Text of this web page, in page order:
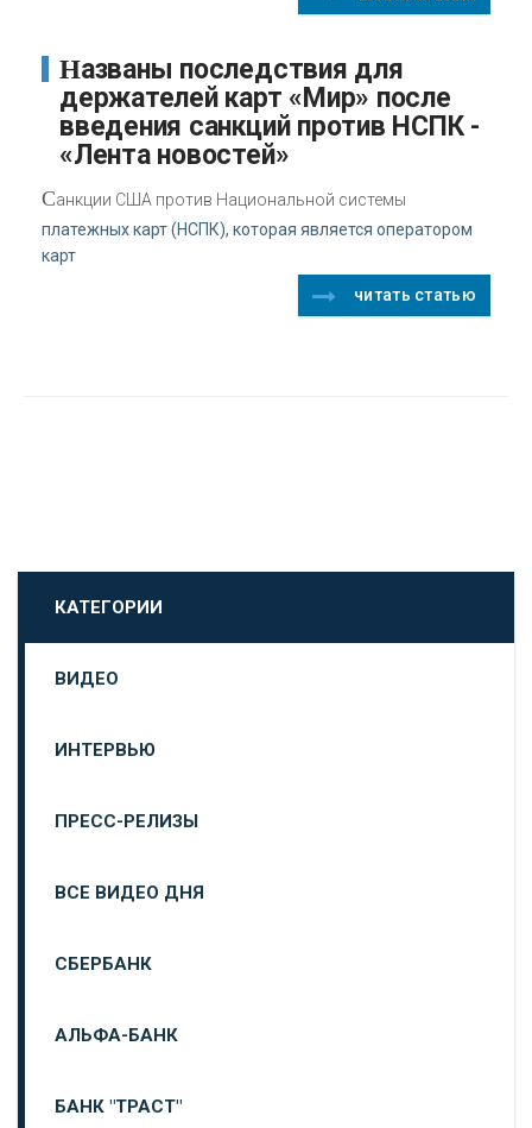
Названы последствия для
держателей карт «Мир» после
введения санкций против НСПК -
«Лента новостей»
Санкции США против Национальной системы
платежных карт (НСПК), которая является оператором
карт
читать статью
КАТЕГОРИИ
ВИДЕО
ИНТЕРВЬЮ
ПРЕСС-РЕЛИЗЫ
ВСЕ ВИДЕО ДНЯ
СБЕРБАНК
АЛЬФА-БАНК
БАНК "ТРАСТ"